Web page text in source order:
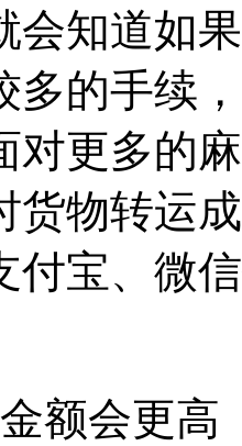
会知道如
多的手续
对更多的
货物转运
付宝、微
额会更高